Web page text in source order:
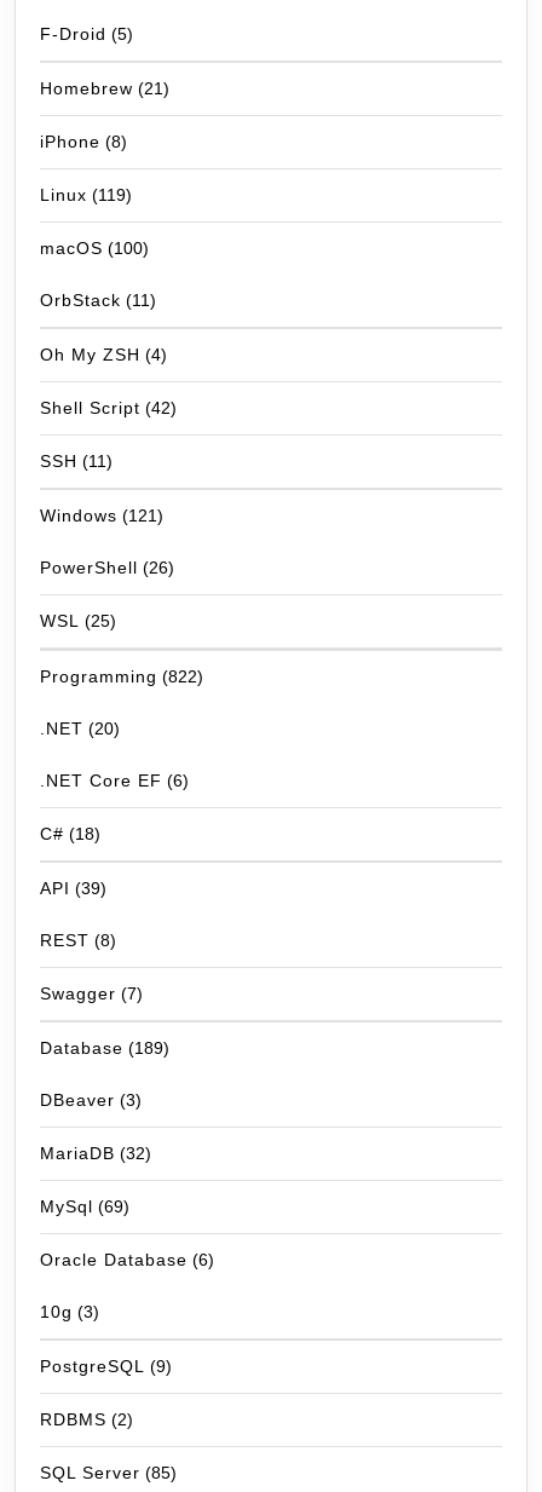
F-Droid (5)
Homebrew (21)
iPhone (8)
Linux (119)
macOS (100)
OrbStack (11)
Oh My ZSH (4)
Shell Script (42)
SSH (11)
Windows (121)
PowerShell (26)
WSL (25)
Programming (822)
.NET (20)
.NET Core EF (6)
C# (18)
API (39)
REST (8)
Swagger (7)
Database (189)
DBeaver (3)
MariaDB (32)
MySql (69)
Oracle Database (6)
10g (3)
PostgreSQL (9)
RDBMS (2)
SQL Server (85)